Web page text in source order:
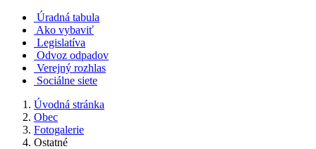
Úradná tabula
Ako vybaviť
Legislatíva
Odvoz odpadov
Verejný rozhlas
Sociálne siete
Úvodná stránka
Obec
Fotogalerie
Ostatné